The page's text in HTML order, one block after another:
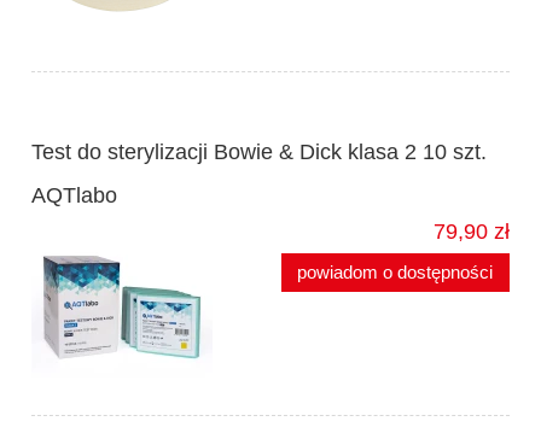
Test do sterylizacji Bowie & Dick klasa 2 10 szt.
AQTlabo
79,90 zł
powiadom o dostępności